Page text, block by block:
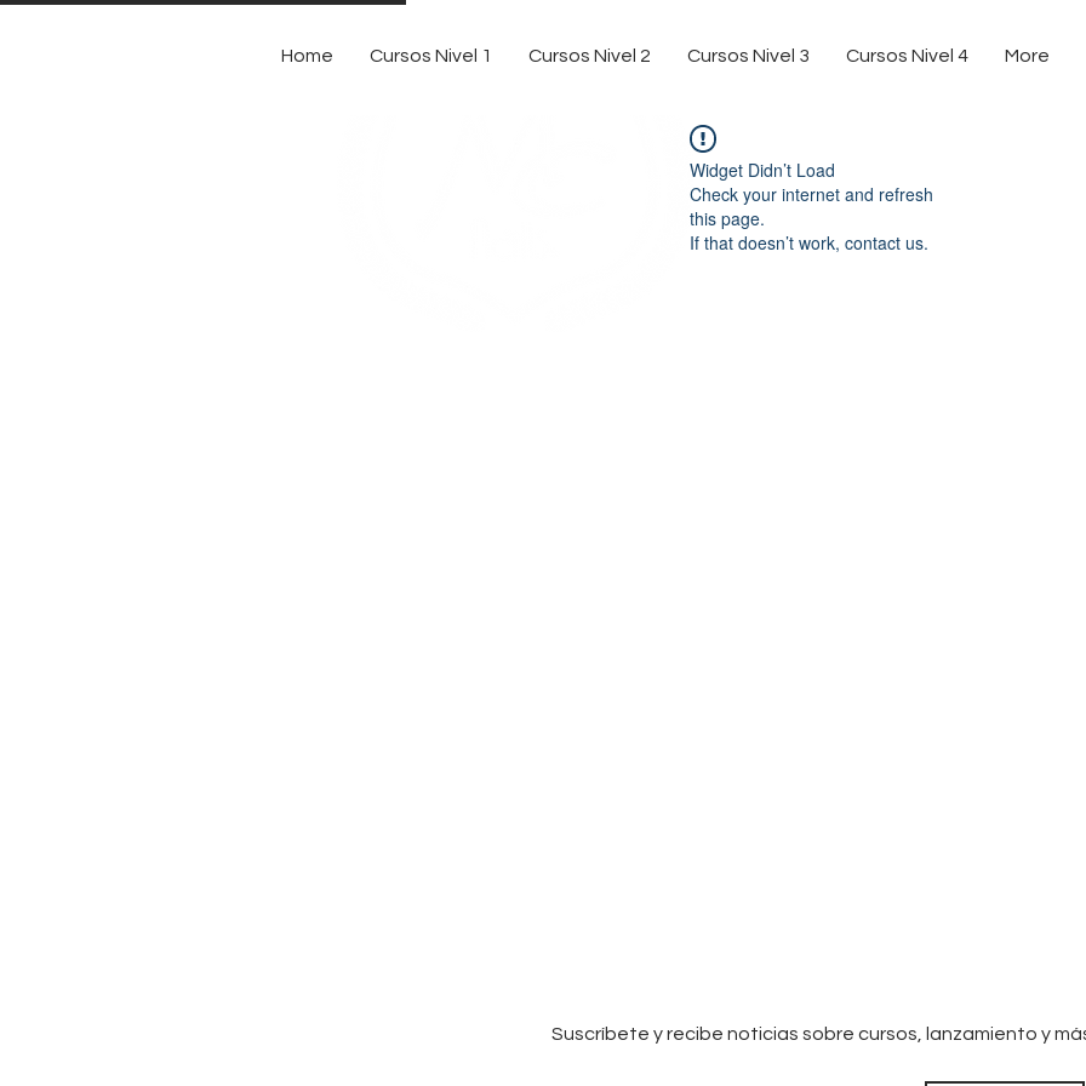
Home Cursos Nivel 1 Cursos Nivel 2 Cursos Nivel 3 Cursos Nivel 4 More
Widget Didn’t Load
Check your internet and refresh
this page.
If that doesn’t work, contact us.
Suscríbete y recibe noticias sobre cursos, lanzamiento y